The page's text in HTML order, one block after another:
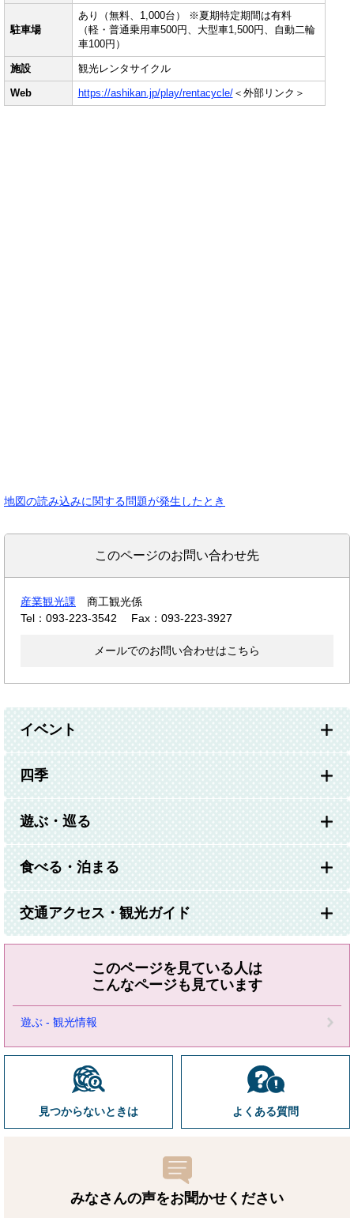
駐車場
あり（無料、1,000台） ※夏期特定期間は有料
（軽・普通乗用車500円、大型車1,500円、自動二輪
車100円）
施設 観光レンタサイクル
Web https://ashikan.jp/play/rentacycle/＜外部リンク＞
地図の読み込みに関する問題が発生したとき
このページのお問い合わせ先
産業観光課
商工観光係
Tel：093-223-3542
Fax：093-223-3927
メールでのお問い合わせはこちら
イベント
四季
遊ぶ・巡る
食べる・泊まる
交通アクセス・観光ガイド
このページを見ている人は
こんなページも見ています
遊ぶ - 観光情報
見つからないときは よくある質問
みなさんの声をお聞かせ ください